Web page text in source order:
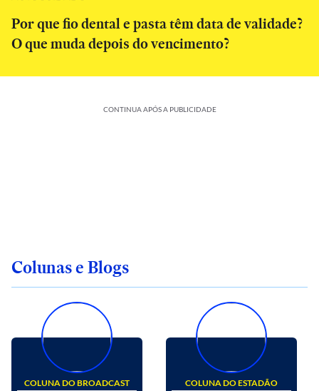
Por que fio dental e pasta têm data de validade?
O que muda depois do vencimento?
CONTINUA APÓS A PUBLICIDADE
Colunas e Blogs
COLUNA DO BROADCAST COLUNA DO ESTADÃO